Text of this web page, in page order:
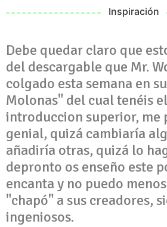
Inspiración
Debe quedar claro que
del descargable que Mr.
colgado esta semana en
Molonas" del cual tenéis
introduccion superior, me
genial, quizá cambiaría
añadiría otras, quizá lo
depronto os enseño este
encanta y no puedo
"chapó" a sus creadores,
ingeniosos.